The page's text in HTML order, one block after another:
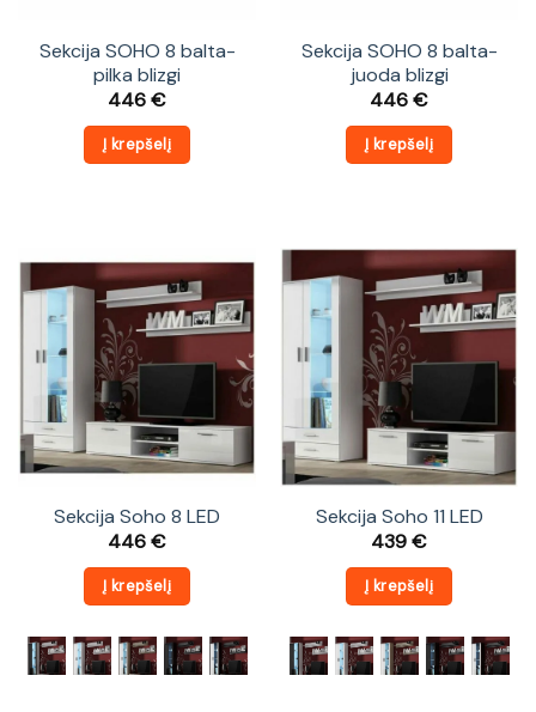
Sekcija SOHO 8 balta-
pilka blizgi
446€
Į krepšelį
Sekcija SOHO 8 balta-
juoda blizgi
446€
Į krepšelį
Sekcija Soho 8 LED
446€
Į krepšelį
Sekcija Soho 11 LED
439€
Į krepšelį